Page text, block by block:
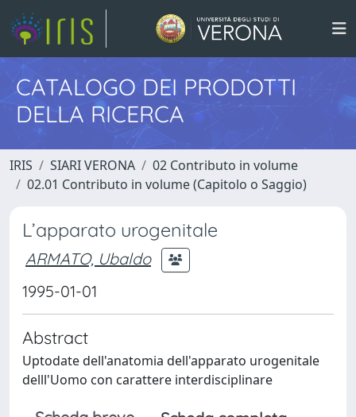
CATALOGO DEI PRODOTTI
DELLA RICERCA
IRIS SIARI VERONA
02 Contributo in volume
02.01 Contributo in volume (Capitolo o Saggio)
L’apparato urogenitale
ARMATO, Ubaldo
1995-01-01
Abstract
Uptodate dell'anatomia dell'apparato urogenitale
delll'Uomo con carattere interdisciplinare